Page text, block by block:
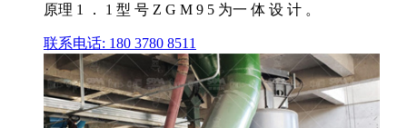
原理 1 ． 1 型 号 Z G M 9 5 为一 体 设 计 。
联系电话: 180 3780 8511